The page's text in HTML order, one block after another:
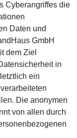
Cyberangriffes die
Daten und
GmbH
dem Ziel
in
ein
Die anonymen
von allen durch